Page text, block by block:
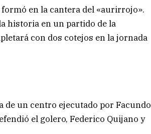
en la cantera del «aurirrojo».
historia en un partido de la
con dos cotejos en la jornada
de un centro ejecutado por Facundo
el golero, Federico Quijano y